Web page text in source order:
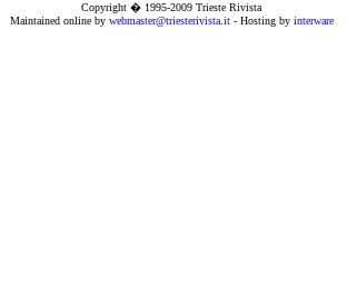
Copyright � 1995-2009 Trieste Rivista
Maintained online by webmaster@triesterivista.it- Hosting by interware